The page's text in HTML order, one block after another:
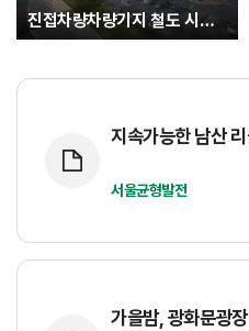
진접차량차량기지 철도 시험운행(최종)
지속가능한 남산
서울균형발전
가을밤, 광화문광